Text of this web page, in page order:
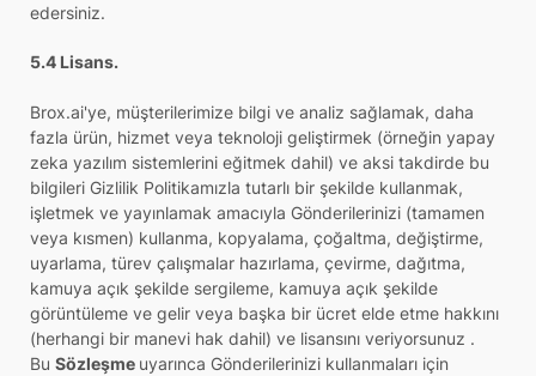
edersiniz.
5.4 Lisans.
Brox.ai'ye, müşterilerimize bilgi ve analiz sağlamak, daha
fazla ürün, hizmet veya teknoloji geliştirmek (örneğin yapay
zeka yazılım sistemlerini eğitmek dahil) ve aksi takdirde bu
bilgileri Gizlilik Politikamızla tutarlı bir şekilde kullanmak,
işletmek ve yayınlamak amacıyla Gönderilerinizi (tamamen
veya kısmen) kullanma, kopyalama, çoğaltma, değiştirme,
uyarlama, türev çalışmalar hazırlama, çevirme, dağıtma,
kamuya açık şekilde sergileme, kamuya açık şekilde
görüntüleme ve gelir veya başka bir ücret elde etme hakkını
(herhangi bir manevi hak dahil) ve lisansını veriyorsunuz .
BuSözleşme uyarınca Gönderilerinizi kullanmaları için